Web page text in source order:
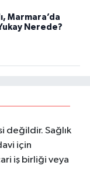
Marmara’da
Nerede?
değildir. Sağlık
için
iş birliği veya